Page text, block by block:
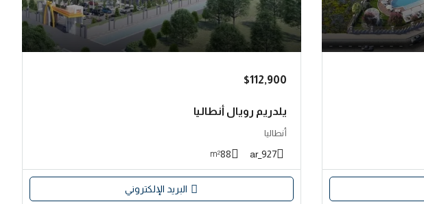
$112,900
يلدريم رويال أنطاليا
أنطاليا
927_ar
88
m²
البريد الإلكتروني